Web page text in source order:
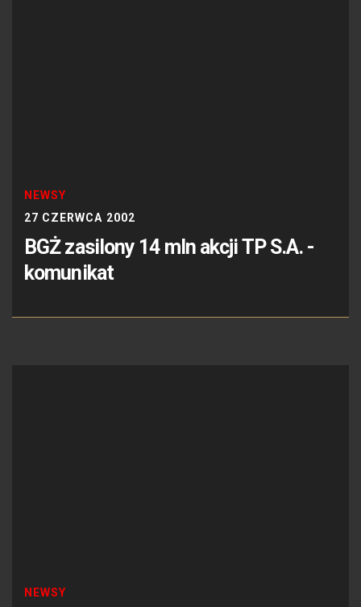
NEWSY
27 CZERWCA 2002
BGŻ zasilony 14 mln akcji TP S.A. -
komunikat
NEWSY